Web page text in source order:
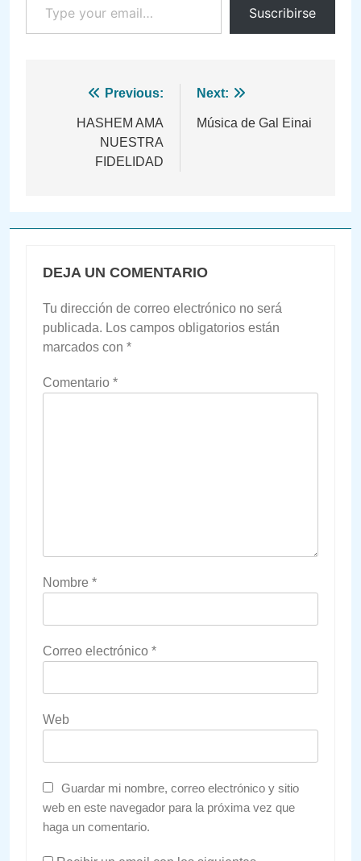
Suscribirse
Navegación
entradas
Previous:
HASHEM AMA
NUESTRA
FIDELIDAD
Next:
Música de Gal Einai
DEJA UN COMENTARIO
Tu dirección de correo electrónico no será
publicada. Los campos obligatorios están
marcados con *
Comentario *
Nombre *
Correo electrónico *
Web
Guardar mi nombre, correo electrónico y sitio
web en este navegador para la próxima vez que
haga un comentario.